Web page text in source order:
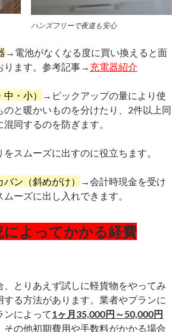
ハンズフリーで夜道も安心
→電池がなくなる度に買い換えると面
ります。参考記事→ 充電器紹介
・小）
→ピックアップの量により使
と暖かいものを分けたり、2件以上同
同するのを防ぎます。
スムーズに出すのに役立ちます。
ン（斜めがけ）
→会計時現金を受け
ーズに出し入れできます。
よってかかる経費
とりあえず試しに軽貨物をやってみ
る方法があります。業者やプランに
ンによって1ヶ月35,000円～50,000円
その他初期費用や手数料がかかる場合